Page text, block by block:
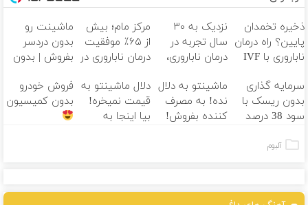
ذخیره تخمدان
پایین؟ راه درمان
ناباروری با IVF
نزدیک به ۳۰
سال تجربه در
درمان ناباروری،
فوق‌تخصصی
مام
مرکز مام؛ بیش
از ۶۵٪ موفقیت
درمان ناباروری در
ماشینت رو
بدون دردسر
بفروش | بدون
سرمایه گذاری
بدون ریسک با
سود 38 درصد
ماشینتو به دلال
نده! به مصرف
کننده بفروش!
دلال ماشینتو به
قیمت نمیخره!
بیا اینجا به
فروش خودرو
بدون کمیسیون
آلبوم